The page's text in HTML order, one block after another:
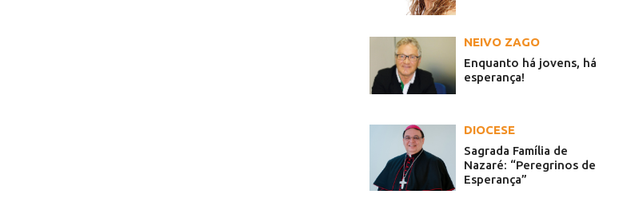
NEIVO ZAGO
Enquanto há jovens, há
esperança!
DIOCESE
Sagrada Família de
Nazaré: “Peregrinos de
Esperança”